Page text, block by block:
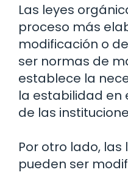
Las leyes
proceso más
modificación o
ser normas de
establece la
la estabilidad en
de las
Por otro lado,
pueden ser